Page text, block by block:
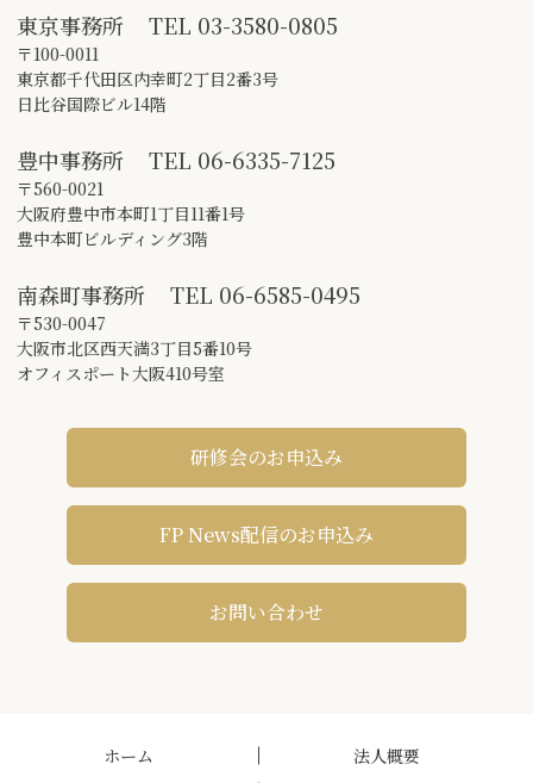
東京事務所 TEL 03-3580-0805
〒100-0011
東京都千代田区内幸町2丁目2番3号
日比谷国際ビル14階
豊中事務所 TEL 06-6335-7125
〒560-0021
大阪府豊中市本町1丁目11番1号
豊中本町ビルディング3階
南森町事務所 TEL 06-6585-0495
〒530-0047
大阪市北区西天満3丁目5番10号
オフィスポート大阪410号室
研修会のお申込み
FP News配信のお申込み
お問い合わせ
ホーム
法人概要